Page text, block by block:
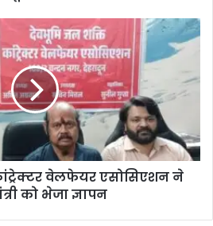
वेलफेयर एसोसिएशन ने
को भेजा ज्ञापन